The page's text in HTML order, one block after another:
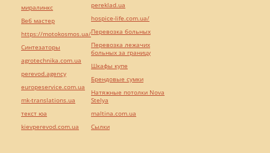
миралинкс
Веб мастер
https://motokosmos.ua/
Синтезаторы
agrotechnika.com.ua
perevod.agency
europeservice.com.ua
mk-translations.ua
текст юа
kievperevod.com.ua
pereklad.ua
hospice-life.com.ua/
Перевозка больных
Перевозка лежачих
больных за границу
Шкафы купе
Брендовые сумки
Натяжные потолки Nova
Stelya
maltina.com.ua
Cылки